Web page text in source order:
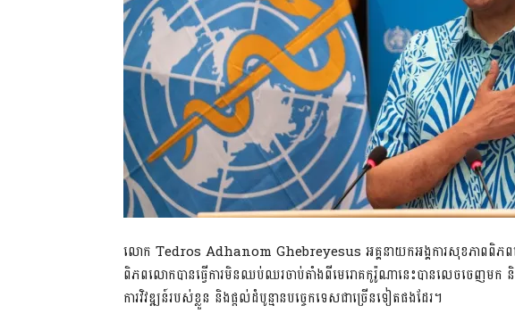
លោក Tedros Adhanom Ghebreyesus អគ្គនាយក​អង្គការ​សុខភាព​ពិភព
ពិភពលោក​បានធ្វើ​ការមិន​ឈប់ឈរ​ចាប់តាំងពី​មេរោគ​កូ​រ៉ូ​ណា​នេះ​បាន​លេច​ចេញ
ការ​វិវឌ្ឍន៍​របស់ខ្លួន និង​ផ្តល់​ដំបូន្មាន​បច្ចេកទេស​ជាច្រើន​ទៀតផង​ដែរ។